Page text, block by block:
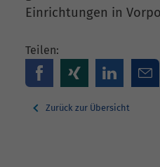
Einrichtungen in
Teilen:
Zurück zur Übersicht